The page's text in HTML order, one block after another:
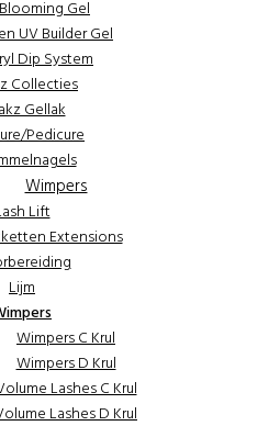
Gel
UV Builder Gel
Dip System
Collecties
Gellak
Pedicure
Wimpers
Lift
Extensions
Lijm
Wimpers C Krul
Wimpers D Krul
Lashes C Krul
Lashes D Krul